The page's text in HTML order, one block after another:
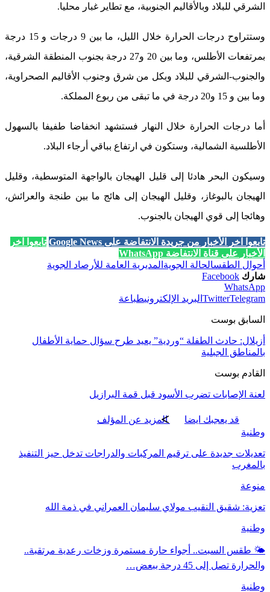
الشرقي للبلاد وبالأقاليم الجنوبية، مع تطاير غبار محليا.
وستتراوح درجات الحرارة خلال الليل، ما بين 9 درجات و 15 درجة
بمرتفعات الأطلس، وما بين 20 و27 درجة بجنوب المنطقة الشرقية،
والجنوب-الشرقي للبلاد وبكل من شرق وجنوب الأقاليم الصحراوية،
وما بين و 15 و20 درجة في ما تبقى من ربوع المملكة.
أما درجات الحرارة خلال النهار فستشهد انخفاضا طفيفا بالسهول
الأطلسية الشمالية، وستكون في ارتفاع بباقي أرجاء البلاد.
وسيكون البحر هادئا إلى قليل الهيجان بالواجهة المتوسطية، وقليل
الهيجان بالبوغاز، وقليل الهيجان إلى هائج ما بين طنجة والعرائش،
وهائجا إلى قوي الهيجان بالجنوب.
تابعوا آخر الأخبار من جريدة الانتفاضة على Google News
تابعوا آخر
الأخبار على قناة الانتفاضة WhatsApp
أحوال الطقسالحالة الجوية المديرية العامة للأرصاد الجوية
شارك Facebook
WhatsApp
TwitterTelegram البريد الإلكترونيطباعة
السابق بوست
أزيلال: حادث الطفلة “وردية” يعيد طرح سؤال حماية الأطفال
بالمناطق الجبلية
القادم بوست
لعنة الإصابات تضرب الأسود قبل قمة البرازيل
قد يعجبك ايضا
المزيد عن المؤلف
وطنية
تعديلات جديدة على ترقيم المركبات والدراجات تدخل حيز التنفيذ
بالمغرب
منوعة
تعزية: شقيق النقيب مولاي سليمان العمراني في ذمة الله
وطنية
🌤️ طقس السبت.. أجواء حارة مستمرة وزخات رعدية مرتقبة..
والحرارة تصل إلى 45 درجة ببعض…
وطنية